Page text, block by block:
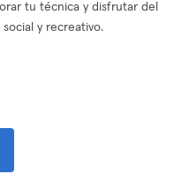
tu técnica y disfrutar del
y recreativo.